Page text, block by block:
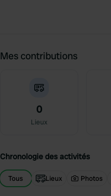
Mes contributions
0
Lieux
Chronologie des activités
Tous Lieux Photos